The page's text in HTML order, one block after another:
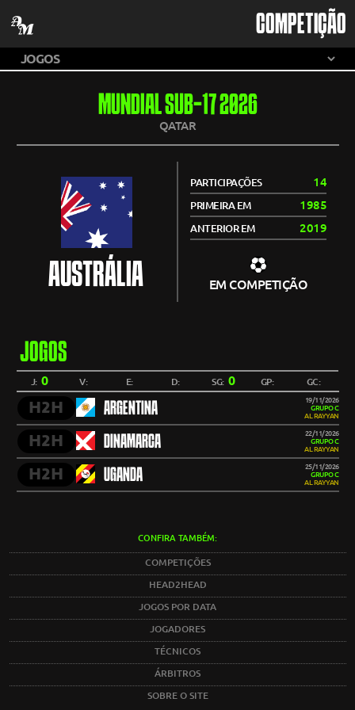
COMPETIÇÃO
MUNDIAL SUB-17 2026
QATAR
AUSTRÁLIA
PARTICIPAÇÕES 14
PRIMEIRA EM 1985
ANTERIOR EM 2019
EM COMPETIÇÃO
JOGOS
J: 0 V: E: D: SG: 0 GP: GC:
H2H ARGENTINA
19/11/2026
GRUPO C
AL RAYYAN
H2H DINAMARCA
22/11/2026
GRUPO C
AL RAYYAN
H2H UGANDA
25/11/2026
GRUPO C
AL RAYYAN
CONFIRA TAMBÉM:
COMPETIÇÕES
HEAD2HEAD
JOGOS POR DATA
JOGADORES
TÉCNICOS
ÁRBITROS
SOBRE O SITE